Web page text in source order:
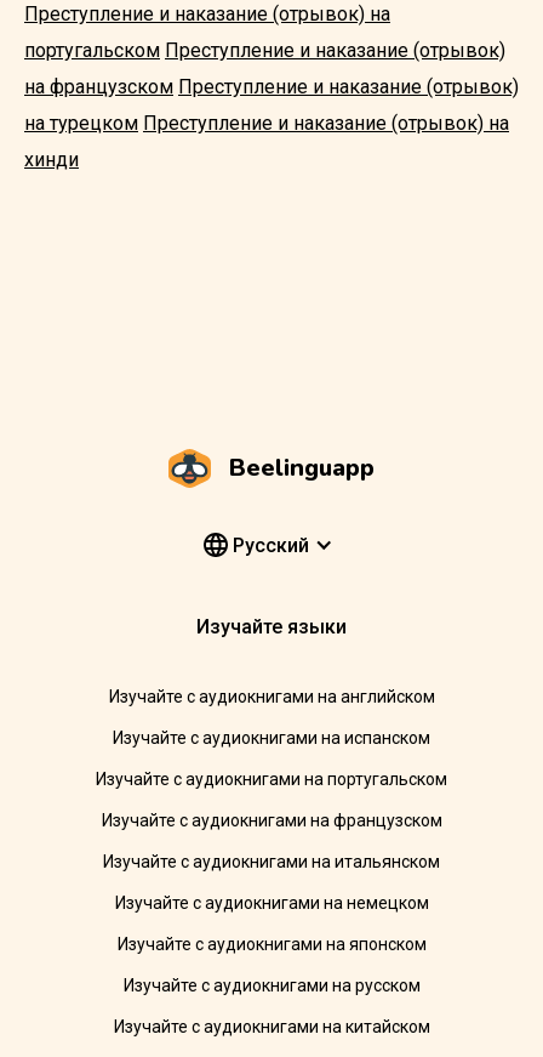
Преступление и наказание (отрывок) на
португальском Преступление и наказание (отрывок)
на французском Преступление и наказание (отрывок)
на турецком Преступление и наказание (отрывок) на
хинди
Beelinguapp
Pусский
Изучайте языки
Изучайте с аудиокнигами на английском
Изучайте с аудиокнигами на испанском
Изучайте с аудиокнигами на португальском
Изучайте с аудиокнигами на французском
Изучайте с аудиокнигами на итальянском
Изучайте с аудиокнигами на немецком
Изучайте с аудиокнигами на японском
Изучайте с аудиокнигами на русском
Изучайте с аудиокнигами на китайском